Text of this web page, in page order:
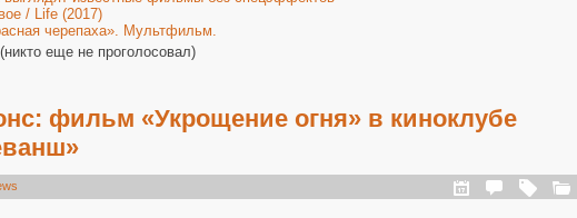
/ Life (2017)
черепаха». Мультфильм.
(никто еще не проголосовал)
фильм «Укрощение огня» в киноклубе